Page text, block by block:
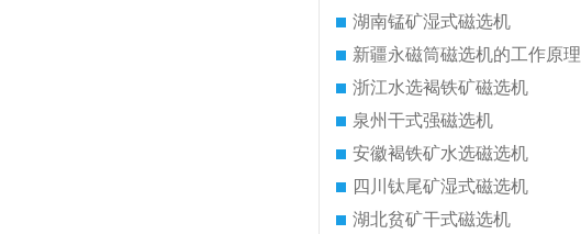
湖南锰矿湿式磁选机
新疆永磁筒磁选机的工作原理
浙江水选褐铁矿磁选机
泉州干式强磁选机
安徽褐铁矿水选磁选机
四川钛尾矿湿式磁选机
湖北贫矿干式磁选机